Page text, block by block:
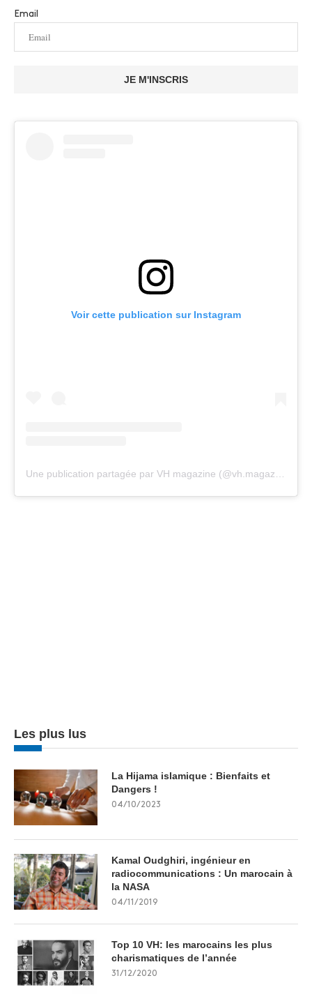
Email
JE M'INSCRIS
Voir cette publication sur Instagram
Une publication partagée par VH magazine (@vh.magazine)
Les plus lus
La Hijama islamique : Bienfaits et
Dangers !
04/10/2023
Kamal Oudghiri, ingénieur en
radiocommunications : Un marocain à
la NASA
04/11/2019
Top 10 VH: les marocains les plus
charismatiques de l’année
31/12/2020